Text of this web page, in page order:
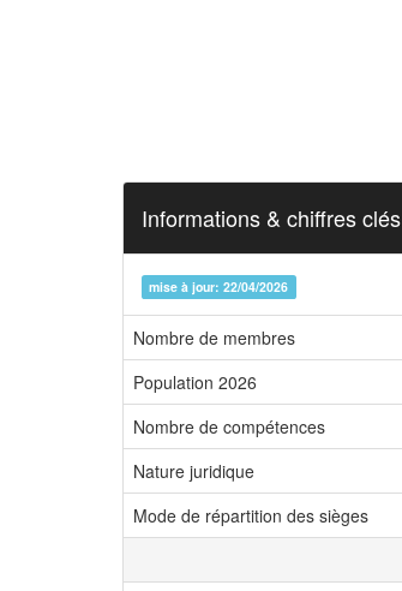
Informations & chiffres clés
mise à jour: 22/04/2026
Nombre de membres
Population 2026
Nombre de compétences
Nature juridique
Mode de répartition des sièges